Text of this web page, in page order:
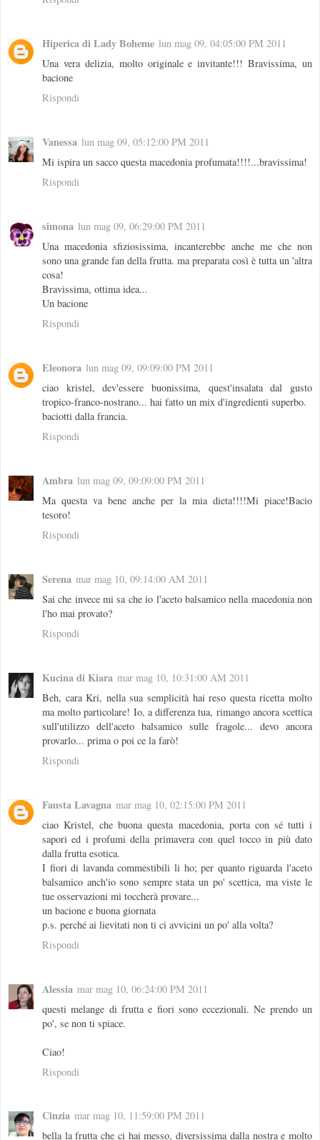
Hiperica di Lady Boheme lun mag 09, 04:05:00 PM 2011
Una vera delizia, molto originale e invitante!!! Bravissima, un
bacione
Rispondi
Vanessa lun mag 09, 05:12:00 PM 2011
Mi ispira un sacco questa macedonia profumata!!!!...bravissima!
Rispondi
simona lun mag 09, 06:29:00 PM 2011
Una macedonia sfiziosissima, incanterebbe anche me che non
sono una grande fan della frutta. ma preparata così è tutta un 'altra
cosa!
Bravissima, ottima idea...
Un bacione
Rispondi
Eleonora lun mag 09, 09:09:00 PM 2011
ciao kristel, dev'essere buonissima, quest'insalata dal gusto
tropico-franco-nostrano... hai fatto un mix d'ingredienti superbo.
baciotti dalla francia.
Rispondi
Ambra lun mag 09, 09:09:00 PM 2011
Ma questa va bene anche per la mia dieta!!!!Mi piace!Bacio
tesoro!
Rispondi
Serena mar mag 10, 09:14:00 AM 2011
Sai che invece mi sa che io l'aceto balsamico nella macedonia non
l'ho mai provato?
Rispondi
Kucina di Kiara mar mag 10, 10:31:00 AM 2011
Beh, cara Kri, nella sua semplicità hai reso questa ricetta molto
ma molto particolare! Io, a differenza tua, rimango ancora scettica
sull'utilizzo dell'aceto balsamico sulle fragole... devo ancora
provarlo... prima o poi ce la farò!
Rispondi
Fausta Lavagna mar mag 10, 02:15:00 PM 2011
ciao Kristel, che buona questa macedonia, porta con sé tutti i
sapori ed i profumi della primavera con quel tocco in più dato
dalla frutta esotica.
I fiori di lavanda commestibili li ho; per quanto riguarda l'aceto
balsamico anch'io sono sempre stata un po' scettica, ma viste le
tue osservazioni mi toccherà provare...
un bacione e buona giornata
p.s. perché ai lievitati non ti ci avvicini un po' alla volta?
Rispondi
Alessia mar mag 10, 06:24:00 PM 2011
questi melange di frutta e fiori sono eccezionali. Ne prendo un
po', se non ti spiace.
Ciao!
Rispondi
Cinzia mar mag 10, 11:59:00 PM 2011
bella la frutta che ci hai messo, diversissima dalla nostra e molto